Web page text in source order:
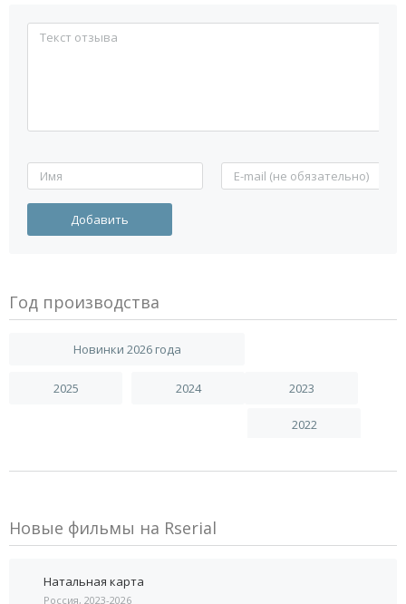
Год производства
Новинки 2026 года
2025 2024 2023
2022
Новые фильмы на Rserial
Натальная карта
Россия, 2023-2026